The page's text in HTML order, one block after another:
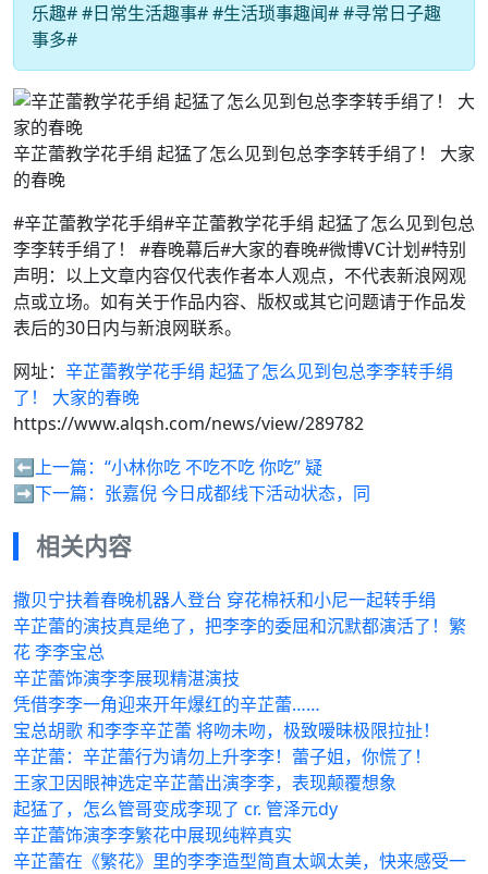
乐趣# #日常生活趣事# #生活琐事趣闻# #寻常日子趣
事多#
辛芷蕾教学花手绢 起猛了怎么见到包总李李转手绢了！ 大家
的春晚
#辛芷蕾教学花手绢#辛芷蕾教学花手绢 起猛了怎么见到包总
李李转手绢了！ #春晚幕后#大家的春晚#微博VC计划#特别
声明：以上文章内容仅代表作者本人观点，不代表新浪网观
点或立场。如有关于作品内容、版权或其它问题请于作品发
表后的30日内与新浪网联系。
网址： 辛芷蕾教学花手绢 起猛了怎么见到包总李李转手绢
了！ 大家的春晚
https://www.alqsh.com/news/view/289782
⬅️上一篇： “小林你吃 不吃不吃 你吃” 疑
➡️下一篇： 张嘉倪 今日成都线下活动状态，同
相关内容
撒贝宁扶着春晚机器人登台 穿花棉袄和小尼一起转手绢
辛芷蕾的演技真是绝了，把李李的委屈和沉默都演活了！繁
花 李李宝总
辛芷蕾饰演李李展现精湛演技
凭借李李一角迎来开年爆红的辛芷蕾……
宝总胡歌 和李李辛芷蕾 将吻未吻，极致暧昧极限拉扯！
辛芷蕾：辛芷蕾行为请勿上升李李！蕾子姐，你慌了！
王家卫因眼神选定辛芷蕾出演李李，表现颠覆想象
起猛了，怎么管哥变成李现了 cr. 管泽元dy
辛芷蕾饰演李李繁花中展现纯粹真实
辛芷蕾在《繁花》里的李李造型简直太飒太美，快来感受一